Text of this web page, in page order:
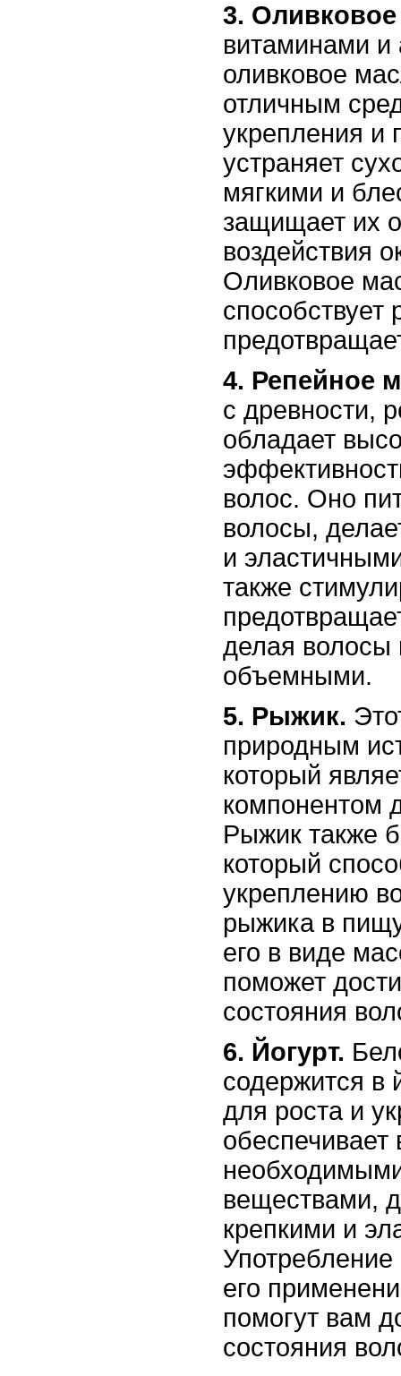
3.
витаминами и
оливковое
отличным
укрепления и
устраняет
мягкими и
защищает их
воздействия
Оливковое
способствует
4. Репейное
с древности,
обладает
волос. Оно
волосы,
и
также
делая волосы
объемными.
5. Рыжик.
природным
который
компонентом
Рыжик также
который
укреплению
рыжика в
его в виде
поможет
состояния
6. Йогурт.
содержится в
для роста и
обеспечивает
веществами,
крепкими и
его
помогут вам
состояния